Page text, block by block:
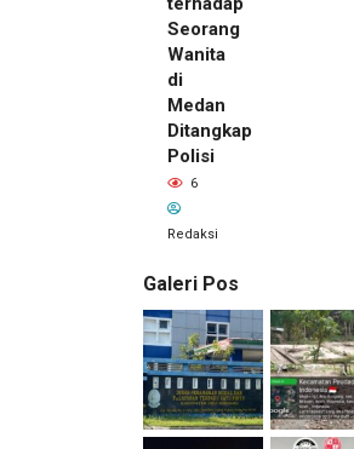
Seorang
Wanita
di
Medan
Ditangkap
Polisi
6
Redaksi
Galeri Pos